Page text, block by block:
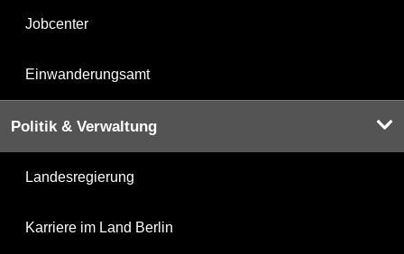
Jobcenter
Einwanderungsamt
Politik & Verwaltung
Landesregierung
Karriere im Land Berlin